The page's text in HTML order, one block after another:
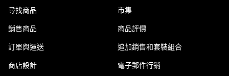
尋找商品
銷售商品
訂單與運送
商店設計
市集
商品評價
追加銷售和套裝組合
電子郵件行銷